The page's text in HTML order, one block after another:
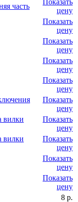
часть
цену
Показать
цену
Показать
цену
Показать
цену
Показать
цену
Показать
цену
вилки
Показать
цену
вилки
Показать
цену
Показать
цену
Показать
цену
8 р.